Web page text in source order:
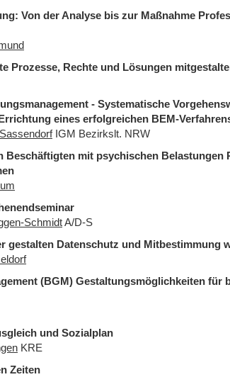
Von der Analyse bis zur Maßnahme
Prozesse, Rechte und Lösungen
- Systematische
eines erfolgreichen BEM-
IGM Bezirkslt. NRW
Beschäftigten mit psychischen Belastungen
SchmidtA/D-S
gestalten Datenschutz und Mitbestimmung
(BGM) Gestaltungsmöglichkeiten für
und Sozialplan
KRE
Zeiten